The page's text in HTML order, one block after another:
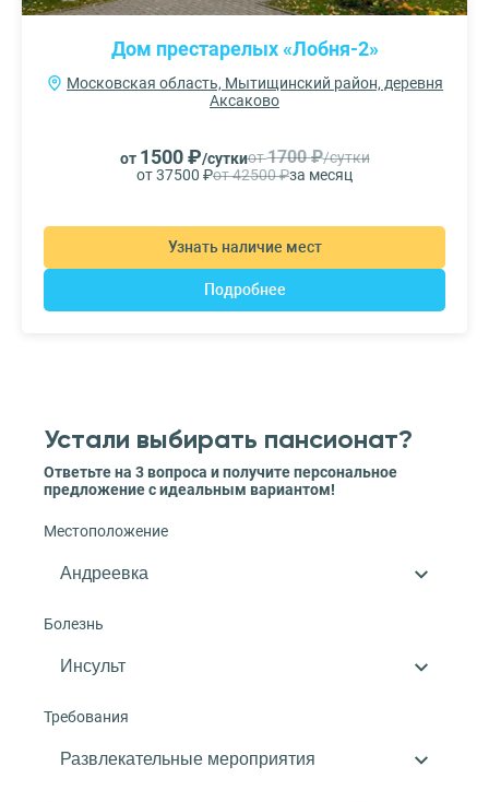
Дом престарелых «Лобня-2»
Московская область, Мытищинский район, деревня
Аксаково
от 1500 ₽/суткиот1700 ₽/сутки
от 37500 ₽от 42500 ₽за месяц
Узнать наличие мест
Подробнее
Устали выбирать пансионат?
Ответьте на 3 вопроса и получите персональное
предложение с идеальным вариантом!
Местоположение
Болезнь
Требования